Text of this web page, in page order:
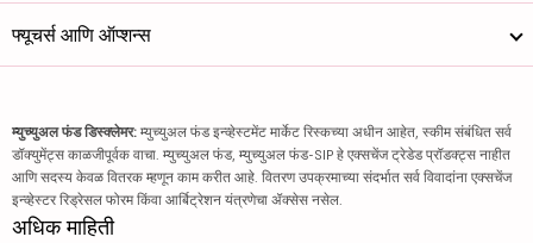
फ्यूचर्स आणि ऑप्शन्स
म्युच्युअल फंड डिस्क्लेमर: म्युच्युअल फंड इन्व्हेस्टमेंट मार्केट रिस्कच्या अधीन आहेत, स्कीम संबंधित सर्व
डॉक्युमेंट्स काळजीपूर्वक वाचा. म्युच्युअल फंड, म्युच्युअल फंड-SIP हे एक्सचेंज ट्रेडेड प्रॉडक्ट्स नाहीत
आणि सदस्य केवळ वितरक म्हणून काम करीत आहे. वितरण उपक्रमाच्या संदर्भात सर्व विवादांना एक्सचेंज
इन्व्हेस्टर रिड्रेसल फोरम किंवा आर्बिट्रेशन यंत्रणेचा ॲक्सेस नसेल.
अधिक माहिती